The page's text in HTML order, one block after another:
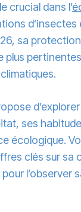
crucial dans l’
d’insectes
sa
plus
ses
écologique.
clés sur sa
l’observer